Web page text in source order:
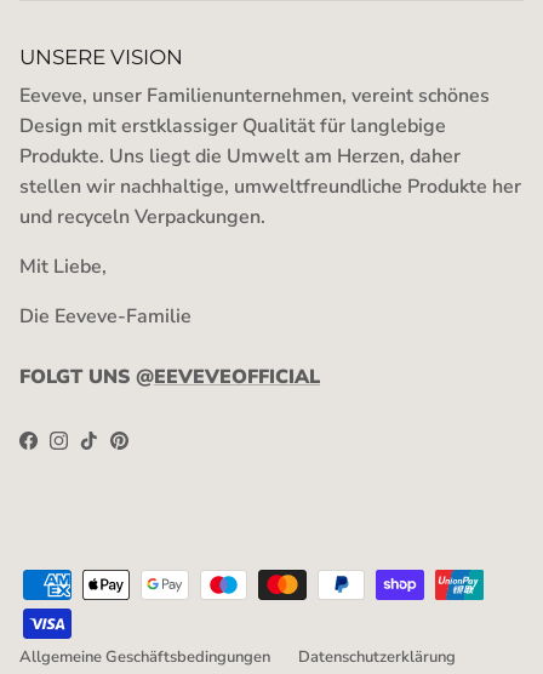
UNSERE VISION
Eeveve, unser Familienunternehmen, vereint schönes
Design mit erstklassiger Qualität für langlebige
Produkte. Uns liegt die Umwelt am Herzen, daher
stellen wir nachhaltige, umweltfreundliche Produkte her
und recyceln Verpackungen.
Mit Liebe,
Die Eeveve-Familie
FOLGT UNS @EEVEVEOFFICIAL
Facebook
Instagram
TikTokPinterest
Allgemeine Geschäftsbedingungen Datenschutzerklärung